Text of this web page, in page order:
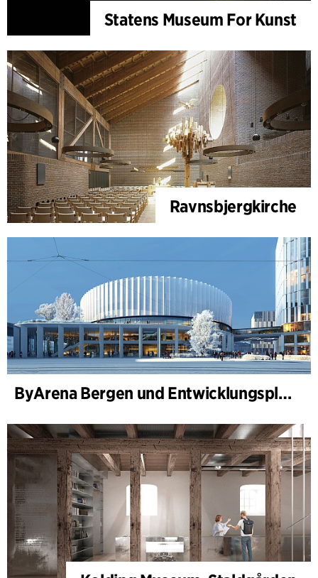
Statens Museum For Kunst
Ravnsbjergkirche
ByArena Bergen und Entwicklungsplan für Nygårdstangen